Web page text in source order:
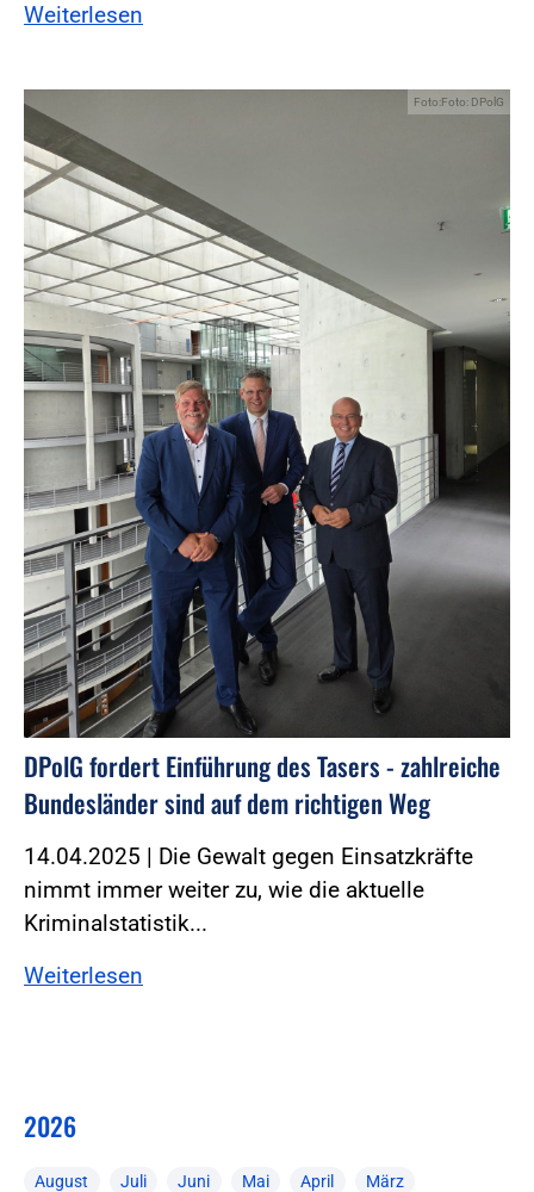
Weiterlesen
Foto:Foto: DPolG
DPolG fordert Einführung des Tasers - zahlreiche
Bundesländer sind auf dem richtigen Weg
14.04.2025 | Die Gewalt gegen Einsatzkräfte
nimmt immer weiter zu, wie die aktuelle
Kriminalstatistik...
Weiterlesen
2026
August Juli Juni Mai April März